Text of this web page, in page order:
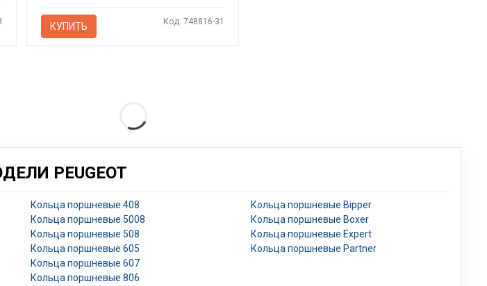
КУПИТЬ Код: 748816-31
PEUGEOT
Кольца поршневые 408
Кольца поршневые 5008
Кольца поршневые 508
Кольца поршневые 605
Кольца поршневые 607
Кольца поршневые 806
Кольца поршневые Bipper
Кольца поршневые Boxer
Кольца поршневые Expert
Кольца поршневые Partner